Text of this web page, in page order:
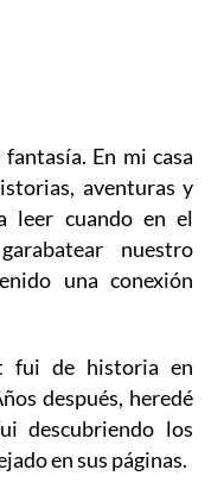
En mi casa
aventuras y
leer cuando en el
nuestro
una conexión
fui de historia en
después, heredé
descubriendo los
en sus páginas.